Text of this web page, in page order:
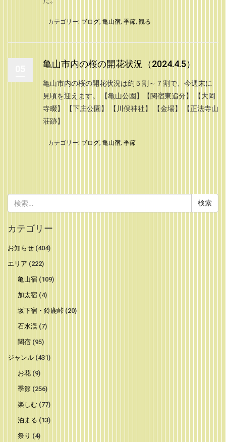
カテゴリー: ブログ, 亀山宿, 季節, 観る
亀山市内の桜の開花状況（2024.4.5）
亀山市内の桜の開花状況は約５割～７割で、今週末に
見頃を迎えます。 【亀山公園】【関宿東追分】 【大岡
寺畷】 【下庄公園】 【川俣神社】 【金場】 【正法寺山
荘跡】
カテゴリー: ブログ, 亀山宿, 季節
索:
カテゴリー
お知らせ (404)
エリア (222)
亀山宿(109)
加太宿(4)
坂下宿・鈴鹿峠(20)
石水渓(7)
関宿(95)
ジャンル (431)
お花(9)
季節 (256)
楽しむ (77)
泊まる (13)
祭り (4)